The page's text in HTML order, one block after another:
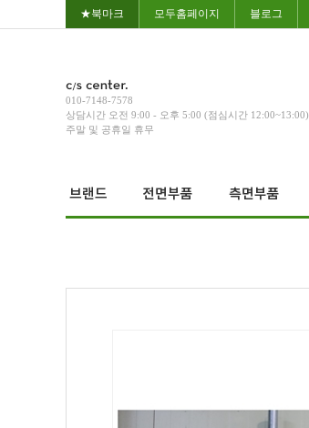
★북마크 모두홈페이지 블로그
010-7148-7578
상담시간 오전 9:00 - 오후 5:00 (점심시간 12:00~13:00)
주말 및 공휴일 휴무